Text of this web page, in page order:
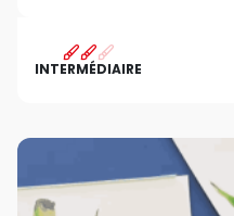
INTERMÉDIAIRE